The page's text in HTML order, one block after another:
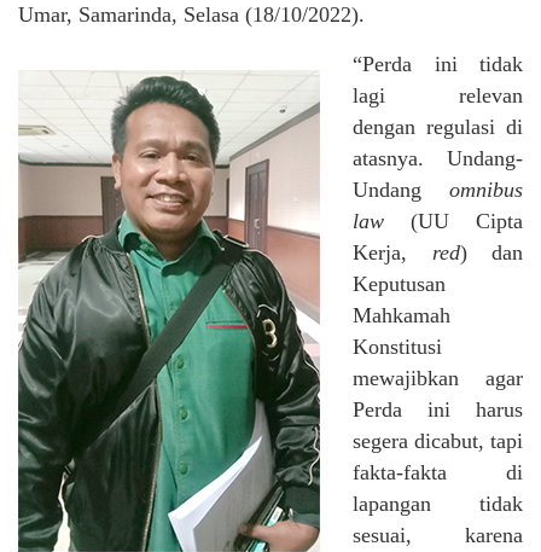
Umar, Samarinda, Selasa (18/10/2022).
“Perda ini tidak
lagi relevan
dengan regulasi di
atasnya. Undang-
Undang omnibus
law (UU Cipta
Kerja, red) dan
Keputusan
Mahkamah
Konstitusi
mewajibkan agar
Perda ini harus
segera dicabut, tapi
fakta-fakta di
lapangan tidak
sesuai, karena